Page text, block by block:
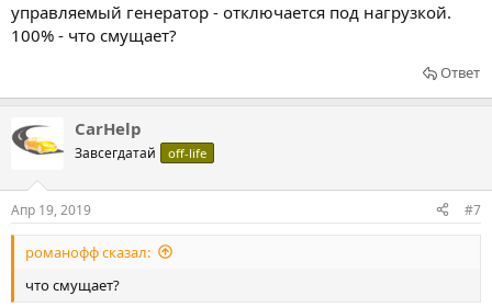
управляемый генератор - отключается под нагрузкой.
100% - что смущает?
Ответ
CarHelp
Завсегдатай off-life
Апр 19, 2019 #7
романофф сказал:
что смущает?